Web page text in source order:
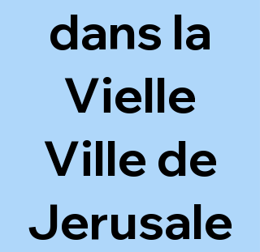
dans la
Vielle
Ville de
Jerusale